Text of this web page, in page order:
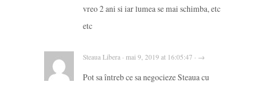
vreo 2 ani si iar lumea se mai schimba, etc
etc
Steaua Libera · mai 9, 2019 at 16:05:47 · →
Pot sa întreb ce sa negocieze Steaua cu